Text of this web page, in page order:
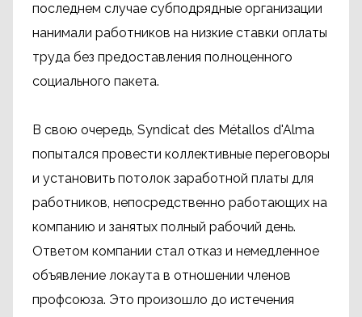
последнем случае субподрядные организации
нанимали работников на низкие ставки оплаты
труда без предоставления полноценного
социального пакета.
В свою очередь, Syndicat des Métallos d'Alma
попытался провести коллективные переговоры
и установить потолок заработной платы для
работников, непосредственно работающих на
компанию и занятых полный рабочий день.
Ответом компании стал отказ и немедленное
объявление локаута в отношении членов
профсоюза. Это произошло до истечения